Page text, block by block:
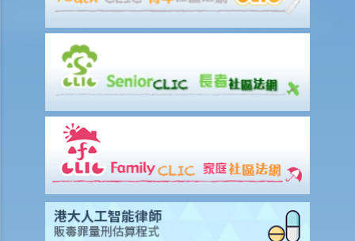
1. 如果遺囑執行人失蹤或拒絕履行職責的話，可否由其他人申請遺產認
證？他該怎麼做？
2. 如果遺囑執行人不在香港居住，並且拒絕就出任遺囑執行人，他該如
1. 如果遺囑丟失並且沒有可用的遺囑副本，可以申領授予遺囑認證書
2. 當正本遺囑丟失，只有遺囑副本時，可以申領授予遺囑認證書嗎？
3. 如果一個人（不是遺囑執行人）持有遺囑並拒絕將其交給遺囑執行